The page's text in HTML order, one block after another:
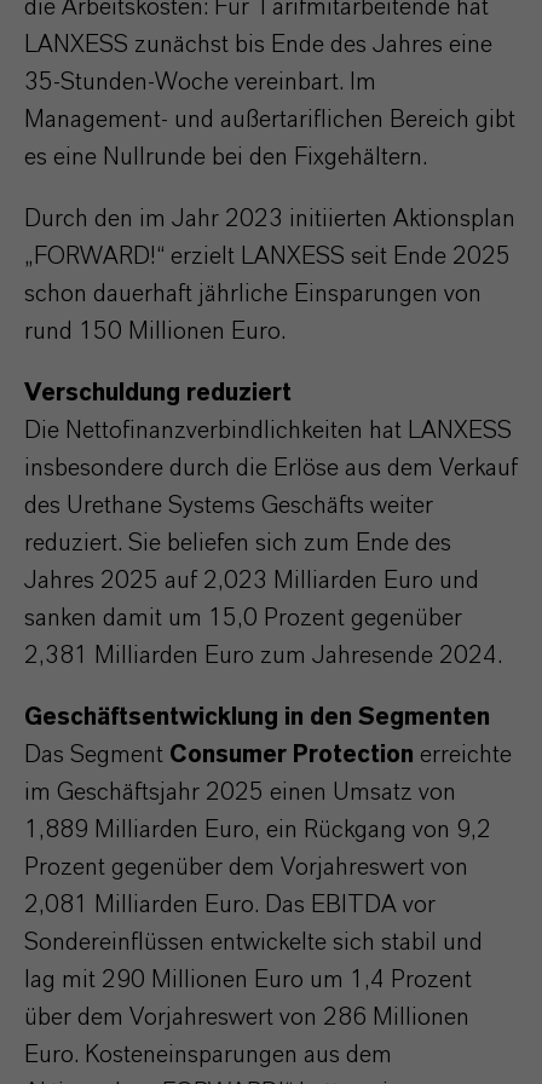
die Arbeitskosten: Für Tarifmitarbeitende hat
LANXESS zunächst bis Ende des Jahres eine
35-Stunden-Woche vereinbart. Im
Management- und außertariflichen Bereich gibt
es eine Nullrunde bei den Fixgehältern.
Durch den im Jahr 2023 initiierten Aktionsplan
„FORWARD!“ erzielt LANXESS seit Ende 2025
schon dauerhaft jährliche Einsparungen von
rund 150 Millionen Euro.
Verschuldung reduziert
Die Nettofinanzverbindlichkeiten hat LANXESS
insbesondere durch die Erlöse aus dem Verkauf
des Urethane Systems Geschäfts weiter
reduziert. Sie beliefen sich zum Ende des
Jahres 2025 auf 2,023 Milliarden Euro und
sanken damit um 15,0 Prozent gegenüber
2,381 Milliarden Euro zum Jahresende 2024.
Geschäftsentwicklung in den Segmenten
Das Segment Consumer Protection erreichte
im Geschäftsjahr 2025 einen Umsatz von
1,889 Milliarden Euro, ein Rückgang von 9,2
Prozent gegenüber dem Vorjahreswert von
2,081 Milliarden Euro. Das EBITDA vor
Sondereinflüssen entwickelte sich stabil und
lag mit 290 Millionen Euro um 1,4 Prozent
über dem Vorjahreswert von 286 Millionen
Euro. Kosteneinsparungen aus dem